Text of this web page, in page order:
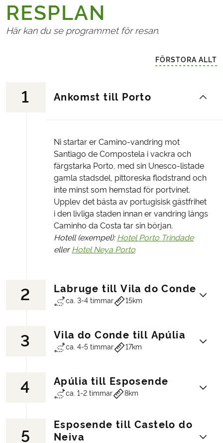
RESPLAN
Här kan du se programmet för resan.
FÖRSTORA ALLT
1 Ankomst till Porto
Ni startar er Camino-vandring mot
Santiago de Compostela i vackra och
färgstarka Porto, med sin Unesco-listade
gamla stadsdel, pittoreska flodstrand och
inte minst som hemstad för portvinet.
Upplev det bästa av portugisisk gästfrihet
i den livliga staden innan er vandring längs
Caminho da Costa tar sin början.
Hotell (exempel): Hotel Porto Trindade
ellerHotel Neya Porto
2 Labruge till Vila do Conde
ca. 3-4 timmar 15km
För att undvika de livliga förorterna runt
Porto blir du skjutsad till den breda,
väntar en vacker och varierad
kustvandring där du följer Atlantens brus
och passerar sanddyner, små fiskebyar
Rutten går norrut längs den vilda
portugisiska kusten och bjuder på gott
3 Vila do Conde till Apúlia
ca. 4-5 timmar 17km
Lämna Vila do Conde med en sista blick
på den vackert utsmyckade
mästerverk inom portugisisk
renässansarkitektur. Rutten leder dig
4 Apúlia till Esposende
ca. 1-2 timmar 8km
Från Apúlia lämnar du kustens vågor
5
Esposende till Castelo do
Neiva